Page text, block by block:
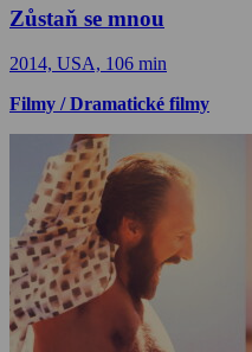
Zůstaň se mnou
2014, USA, 106 min
Filmy / Dramatické filmy